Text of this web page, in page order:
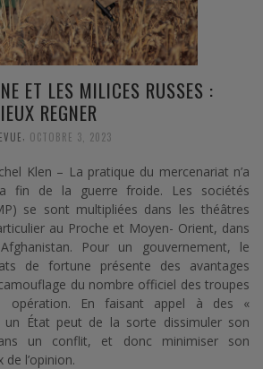
ET LES MILICES RUSSES :
REGNER
OCTOBRE 3, 2023
Klen – La pratique du mercenariat n’a
fin de la guerre froide. Les sociétés
se sont multipliées dans les théâtres
au Proche et Moyen- Orient, dans
Pour un gouvernement, le
de fortune présente des avantages
du nombre officiel des troupes
opération. En faisant appel à des «
un État peut de la sorte dissimuler son
un conflit, et donc minimiser son
l’opinion.